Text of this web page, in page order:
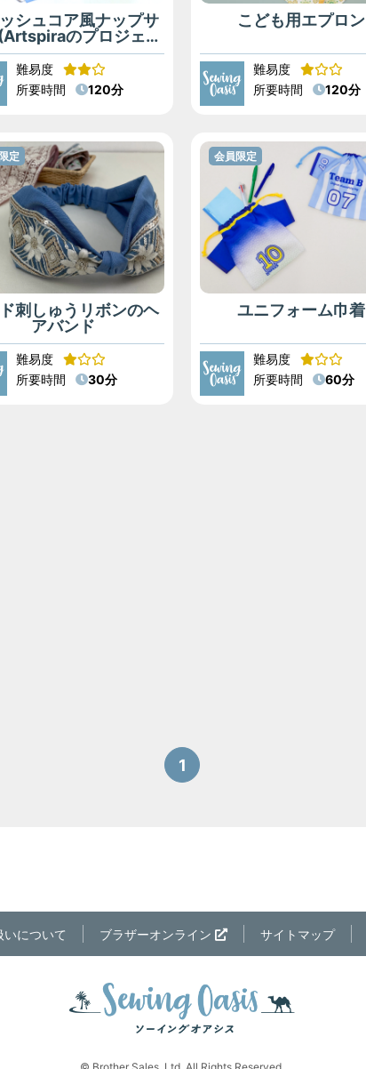
シュコア風ナップサ
のプロジェク
トとは)
難易度
所要時間
120分
こども用エプロン
難易度
所要時間
120分
刺しゅうリボンのヘ
アバンド
定
難易度
所要時間
30分
ユニフォーム巾着
会員限定
難易度
所要時間
60分
1
について ブラザーオンライン サイトマップ